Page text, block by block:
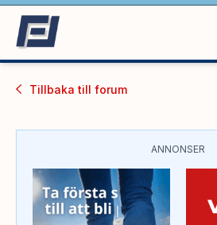
Tillbaka till forum
ANNONSER